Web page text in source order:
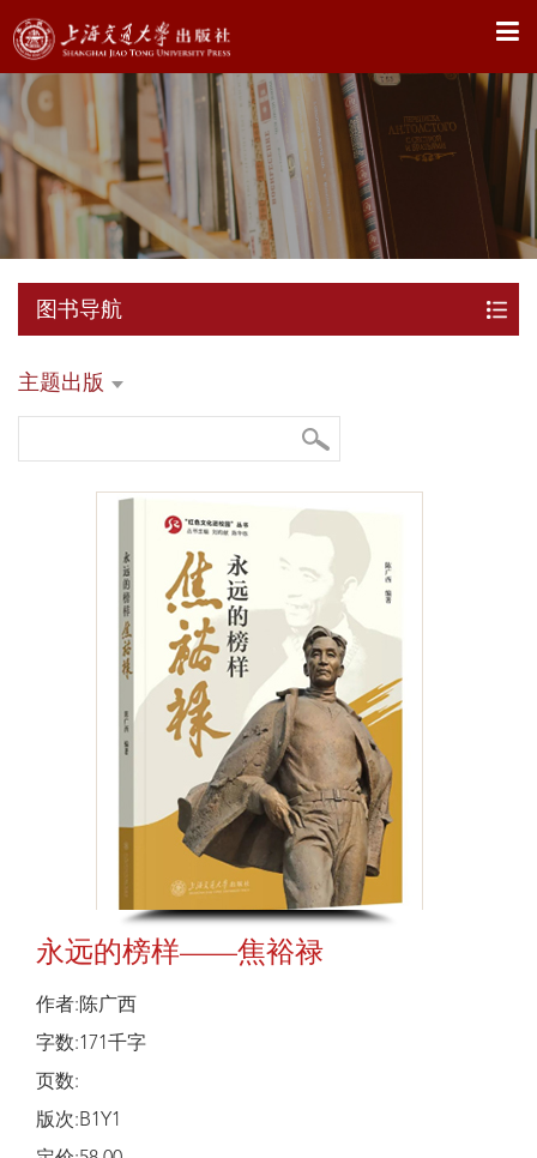
X
图书导航
主题出版
永远的榜样——焦裕禄
作者:陈广西
字数:171千字
页数:
版次:B1Y1